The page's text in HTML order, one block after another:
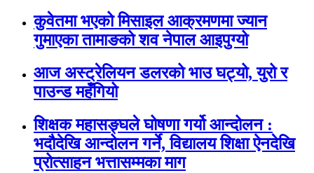
कुवेतमा भएको मिसाइल आक्रमणमा ज्यान
गुमाएका तामाङको शव नेपाल आइपुग्यो
आज अस्ट्रेलियन डलरको भाउ घट्यो, युरो र
पाउन्ड महँगियो
शिक्षक महासङ्घले घोषणा गर्यो आन्दोलन :
भदौदेखि आन्दोलन गर्ने, विद्यालय शिक्षा ऐनदेखि
प्रोत्साहन भत्तासम्मका माग